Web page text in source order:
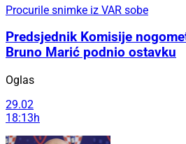
Procurile snimke iz VAR sobe
Predsjednik Komisije
Bruno Marić podnio ostavku
Oglas
29.02
18:13h